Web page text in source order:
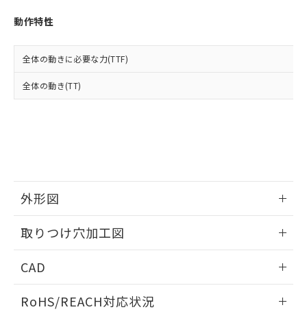
動作特性
全体の動きに必要な力(TTF)
全体の動き(TT)
外形図
取りつけ穴加工図
CAD
ドすることができます。
RoHS/REACH対応状況
をご了承ください。
※当社の共同利用者とは、
の共同利用に関して"
用者の範囲」に記載されている法人を
EU RoHS指令（10物質）の非含有証明書
※本証明書は発行日時点で非含有を証明す
欄に対応日を記載しておりました。
既に当社にて対応品への在庫切替を完了
していることから、特段のことがない限
す。